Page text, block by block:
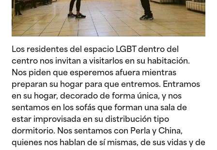
Los residentes del espacio LGBT dentro del
centro nos invitan a visitarlos en su habitación.
Nos piden que esperemos afuera mientras
preparan su hogar para que entremos. Entramos
en su hogar, decorado de forma única, y nos
sentamos en los sofás que forman una sala de
estar improvisada en su distribución tipo
dormitorio. Nos sentamos con Perla y China,
quienes nos hablan de sí mismas, de sus vidas y de